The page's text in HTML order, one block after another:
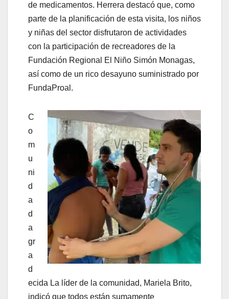
de medicamentos. Herrera destacó que, como
parte de la planificación de esta visita, los niños
y niñas del sector disfrutaron de actividades
con la participación de recreadores de la
Fundación Regional El Niño Simón Monagas,
así como de un rico desayuno suministrado por
FundaProal.
C
o
m
u
ni
d
a
d
a
gr
a
d
ecida La líder de la comunidad, Mariela Brito,
indicó que todos están sumamente